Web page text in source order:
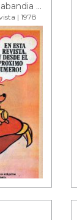
El misterioso país de Ali-Babandia ep. 0
| 1978